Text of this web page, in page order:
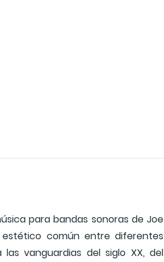
para bandas sonoras de Joe
estético común entre diferentes
vanguardias del siglo XX, del